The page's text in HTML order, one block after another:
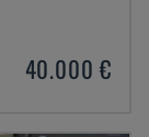
40.000 €